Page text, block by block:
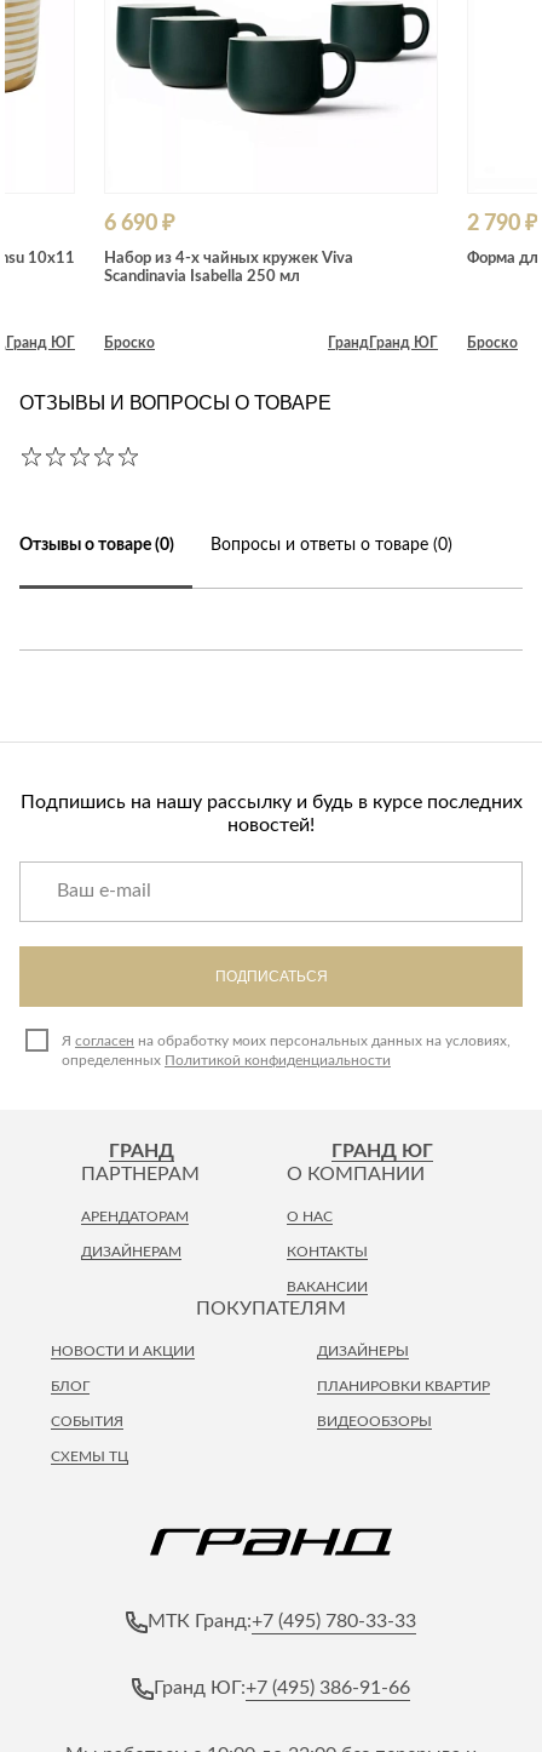
10х11
Гранд ЮГ
6 690 ₽
Набор из 4-х чайных кружек Viva
Scandinavia Isabella 250 мл
Броско Гранд Гранд ЮГ
2 790 ₽
Форма
Броско
ОТЗЫВЫ И ВОПРОСЫ О ТОВАРЕ
Отзывы о товаре (0) Вопросы и ответы о товаре (0)
Подпишись на нашу рассылку и будь в курсе последних
новостей!
ПОДПИСАТЬСЯ
Я согласен на обработку моих персональных данных на условиях,
определенных Политикой конфиденциальности
ГРАНД ГРАНД ЮГ
ПОКУПАТЕЛЯМ
НОВОСТИ И АКЦИИ
ПЛАНИРОВКИ КВАРТИР
ВИДЕООБЗОРЫ
БЛОГ
СОБЫТИЯ
СХЕМЫ ТЦ
ДИЗАЙНЕРЫ
ПАРТНЕРАМ
АРЕНДАТОРАМ
ДИЗАЙНЕРАМ
О КОМПАНИИ
О НАС
КОНТАКТЫ
ВАКАНСИИ
МТК Гранд:+7 (495) 780-33-33
Гранд ЮГ:+7 (495) 386-91-66